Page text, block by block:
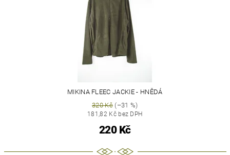
MIKINA FLEEC JACKIE - HNĚDÁ
320 Kč(–31 %)
181,82 Kč bez DPH
220 Kč